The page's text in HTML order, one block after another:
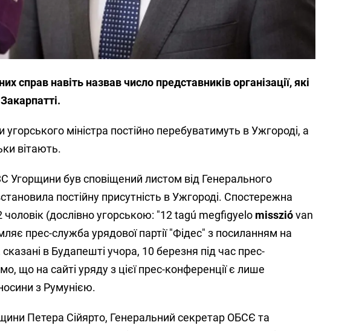
справ навіть назвав число представників організації, які
угорського міністра постійно перебуватимуть в Ужгороді, а
вітають.
Угорщини був сповіщений листом від Генерального
постійну присутність в Ужгороді. Спостережна
чоловік (дослівно угорською: "12 tagú megfigyelo misszióvan
прес-служба урядової партії "Фідес" з посиланням на
в Будапешті учора, 10 березня під час прес-
що на сайті уряду з цієї прес-конференції є лише
з Румунією.
Петера Сійярто, Генеральний секретар ОБСЄ та